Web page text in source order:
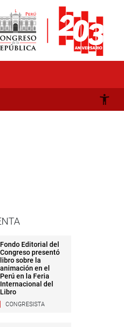
Fondo Editorial del
Congreso presentó
libro sobre la
animación en el
Perú en la Feria
Internacional del
Libro
CONGRESISTA